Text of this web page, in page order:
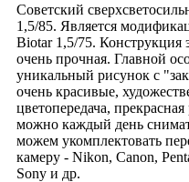
Советский
1,5/85. Является
Biotar 1,5/75. Конструкция
очень прочная. Главной
уникальный рисунок с
очень красивые,
цветопередача,
можно каждый день
можем укомплектовать
камеру - Nikon, Canon,
Sony и др.